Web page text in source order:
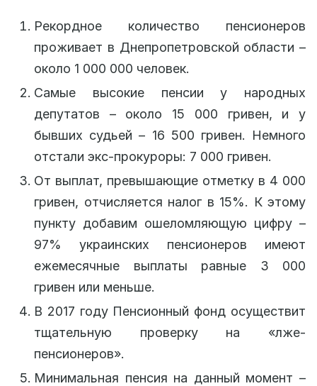
Рекордное количество пенсионеров
проживает в Днепропетровской области –
около 1 000 000 человек.
Самые высокие пенсии у народных
депутатов – около 15 000 гривен, и у
бывших судьей – 16 500 гривен. Немного
отстали экс-прокуроры: 7 000 гривен.
От выплат, превышающие отметку в 4 000
гривен, отчисляется налог в 15%. К этому
пункту добавим ошеломляющую цифру –
97% украинских пенсионеров имеют
ежемесячные выплаты равные 3 000
гривен или меньше.
В 2017 году Пенсионный фонд осуществит
тщательную проверку на «лже-
пенсионеров».
Минимальная пенсия на данный момент –